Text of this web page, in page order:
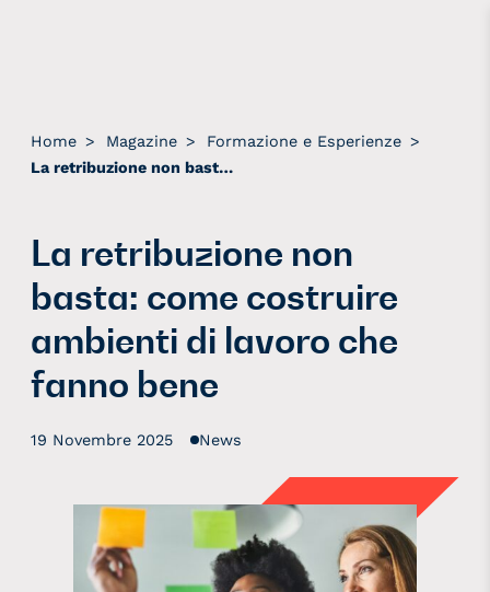
Home > Magazine > Formazione e Esperienze >
La retribuzione non basta: come costruire ambienti di lavoro che fanno bene
La retribuzione non
basta: come costruire
ambienti di lavoro che
fanno bene
19 Novembre 2025 News